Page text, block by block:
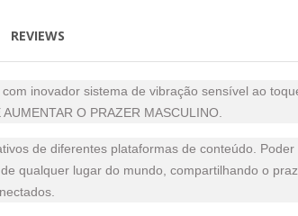
REVIEWS
inovador sistema de vibração sensível ao
O PRAZER MASCULINO.
de diferentes plataformas de conteúdo.
qualquer lugar do mundo, compartilhando o